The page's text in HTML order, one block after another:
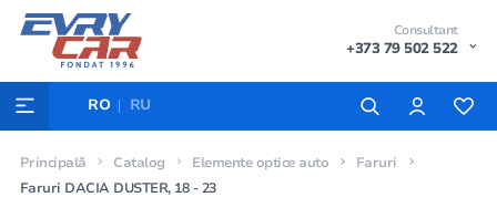
Consultant
+373 79 502 522
RO RU
Principală Catalog Elemente optice auto
Faruri
Faruri DACIA DUSTER, 18 - 23